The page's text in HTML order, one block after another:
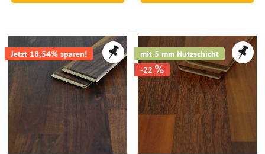
Jetzt 18,54% sparen!
mit 5 mm Nutzschicht
-22